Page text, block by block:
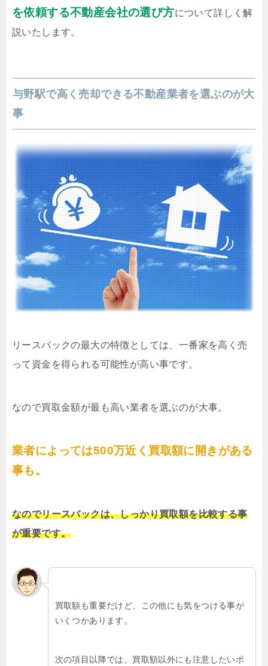
を依頼する不動産会社の選び方について詳しく解
説いたします。
与野駅で高く売却できる不動産業者を選ぶのが大
事
リースバックの最大の特徴としては、一番家を高く売
って資金を得られる可能性が高い事です。
なので買取金額が最も高い業者を選ぶのが大事。
業者によっては500万近く買取額に開きがある
事も。
なのでリースバックは、しっかり買取額を比較する事
が重要です。
買取額も重要だけど、この他にも気をつける事が
いくつかあります。
次の項目以降では、買取額以外にも注意したいポ